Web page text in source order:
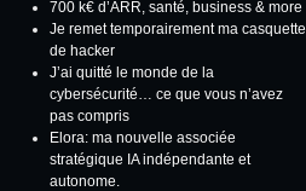
700 k€ d’ARR, santé, business & more
Je remet temporairement ma casquette
de hacker
J’ai quitté le monde de la
cybersécurité… ce que vous n’avez
pas compris
Elora: ma nouvelle associée
stratégique IA indépendante et
autonome.